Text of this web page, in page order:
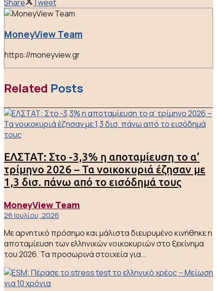
Share Tweet
MoneyView Team
https://moneyview.gr
Related Posts
ΕΛΣΤΑΤ: Στο -3,3% η αποταμίευση το α’
τρίμηνο 2026 – Τα νοικοκυριά έζησαν με
1,3 δισ. πάνω από το εισόδημά τους
MoneyView Team
26 Ιουλίου, 2026
Με αρνητικό πρόσημο και μάλιστα διευρυμένο κινήθηκε η
αποταμίευση των ελληνικών νοικοκυριών στο ξεκίνημα
του 2026. Τα προσωρινά στοιχεία για...